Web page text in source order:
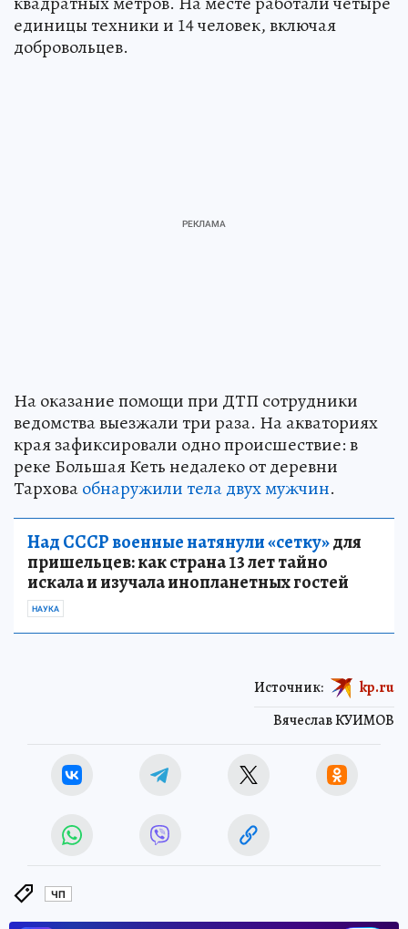
единицы техники и 14 человек, включая
добровольцев.
На оказание помощи при ДТП сотрудники
ведомства выезжали три раза. На акваториях
края зафиксировали одно происшествие: в
реке Большая Кеть недалеко от деревни
Тарховаобнаружили тела двух мужчин.
Над СССР военные натянули «сетку»для
пришельцев: как страна 13 лет тайно
искала и изучала инопланетных гостей
НАУКА
Вячеслав КУИМОВ
Источник: kp.ru
ЧП